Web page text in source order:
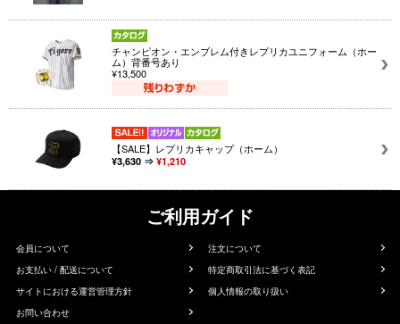
チャンピオン・エンブレム付きレプリカユニフォーム（ホー
ム）背番号あり
¥13,500
【SALE】レプリカキャップ（ホーム）
¥3,630 ⇒ ¥1,210
ご利用ガイド
会員について
注文について
お支払い / 配送について
特定商取引法に基づく表記
サイトにおける運営管理方針
個人情報の取り扱い
お問い合わせ